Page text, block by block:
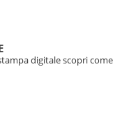
digitale scopri come